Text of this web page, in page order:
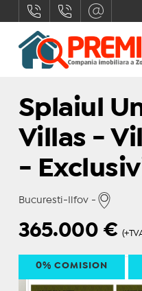
Splaiul
Villas -
-
Bucuresti-Ilfov -
365.000 €
0% COMISION